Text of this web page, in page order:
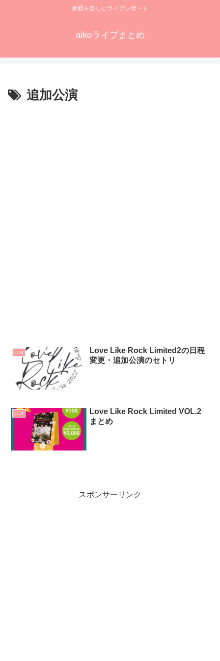
余韻を楽しむライブレポート
aikoライブまとめ
追加公演
LLR
Love Like Rock Limited2の日程
変更・追加公演のセトリ
LLR
Love Like Rock Limited VOL.2
まとめ
スポンサーリンク